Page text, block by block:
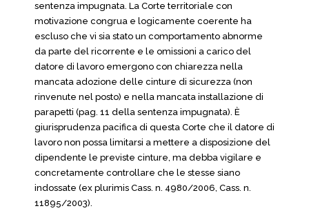
sentenza impugnata. La Corte territoriale con
motivazione congrua e logicamente coerente ha
escluso che vi sia stato un comportamento abnorme
da parte del ricorrente e le omissioni a carico del
datore di lavoro emergono con chiarezza nella
mancata adozione delle cinture di sicurezza (non
rinvenute nel posto) e nella mancata installazione di
parapetti (pag. 11 della sentenza impugnata). È
giurisprudenza pacifica di questa Corte che il datore di
lavoro non possa limitarsi a mettere a disposizione del
dipendente le previste cinture, ma debba vigilare e
concretamente controllare che le stesse siano
indossate (ex plurimis Cass. n. 4980/2006, Cass. n.
11895/2003).